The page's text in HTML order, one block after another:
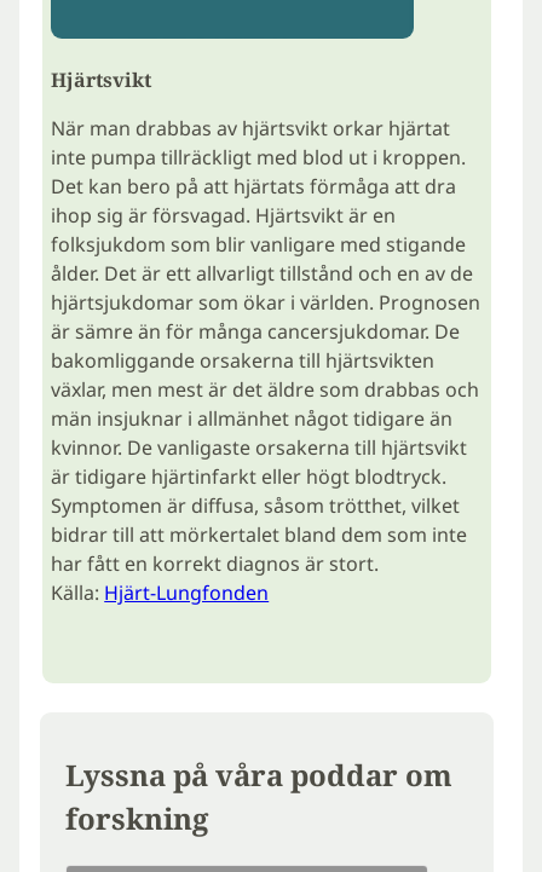
Hjärtsvikt
När man drabbas av hjärtsvikt orkar hjärtat
inte pumpa tillräckligt med blod ut i kroppen.
Det kan bero på att hjärtats förmåga att dra
ihop sig är försvagad. Hjärtsvikt är en
folksjukdom som blir vanligare med stigande
ålder. Det är ett allvarligt tillstånd och en av de
hjärtsjukdomar som ökar i världen. Prognosen
är sämre än för många cancersjukdomar. De
bakomliggande orsakerna till hjärtsvikten
växlar, men mest är det äldre som drabbas och
män insjuknar i allmänhet något tidigare än
kvinnor. De vanligaste orsakerna till hjärtsvikt
är tidigare hjärtinfarkt eller högt blodtryck.
Symptomen är diffusa, såsom trötthet, vilket
bidrar till att mörkertalet bland dem som inte
har fått en korrekt diagnos är stort.
Källa: Hjärt-Lungfonden
Lyssna på våra poddar om
forskning